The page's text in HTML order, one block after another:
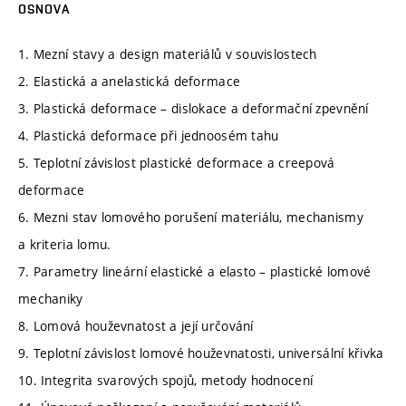
OSNOVA
1. Mezní stavy a design materiálů v souvislostech
2. Elastická a anelastická deformace
3. Plastická deformace – dislokace a deformační zpevnění
4. Plastická deformace při jednoosém tahu
5. Teplotní závislost plastické deformace a creepová
deformace
6. Mezni stav lomového porušení materiálu, mechanismy
a kriteria lomu.
7. Parametry lineární elastické a elasto – plastické lomové
mechaniky
8. Lomová houževnatost a její určování
9. Teplotní závislost lomové houževnatosti, universální křivka
10. Integrita svarových spojů, metody hodnocení